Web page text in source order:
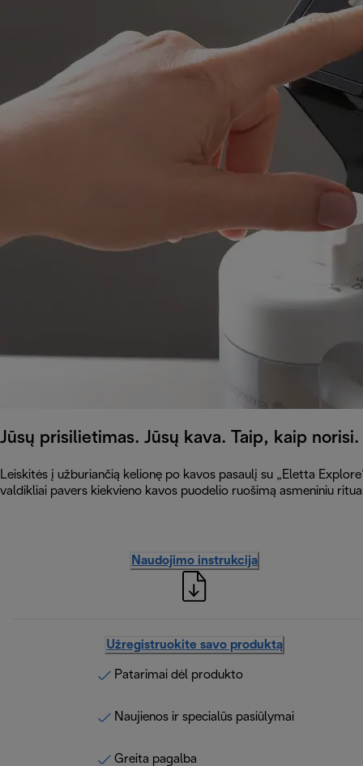
Jūsų prisilietimas. Jūsų kava. Taip, kaip norisi.
Leiskitės į užburiančią kelionę po kavos pasaulį su „Eletta
valdikliai pavers kiekvieno kavos puodelio ruošimą asmeniniu
Naudojimo instrukcija
Užregistruokite savo produktą
Patarimai dėl produkto
Naujienos ir specialūs pasiūlymai
Greita pagalba